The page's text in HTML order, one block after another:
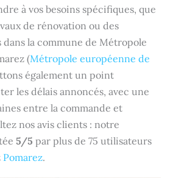
à vos besoins spécifiques, que
de rénovation ou des
la commune de Métropole
(Métropole européenne de
également un point
les délais annoncés, avec une
entre la commande et
nos avis clients : notre
5/5 par plus de 75 utilisateurs
Pomarez.